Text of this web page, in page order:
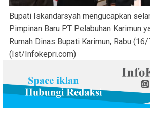
Bupati Iskandarsyah mengucapkan
Pimpinan Baru PT Pelabuhan Karimun
Rumah Dinas Bupati Karimun, Rabu (16/
(Ist/Infokepri.com)